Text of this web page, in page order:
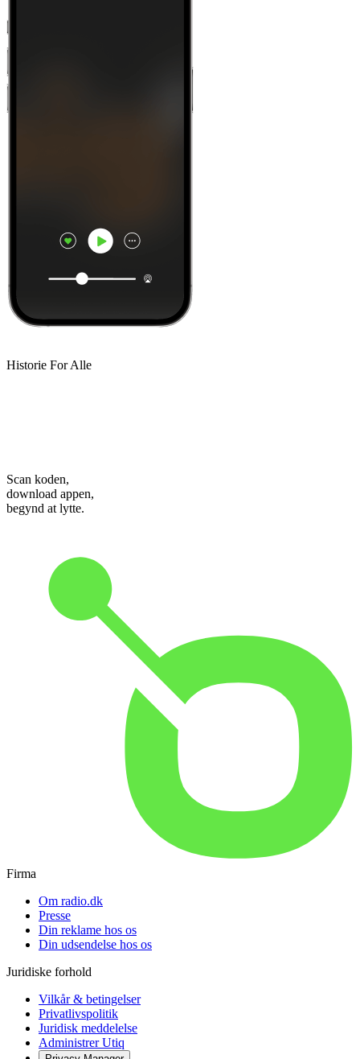
Historie For Alle
Scan koden,
download appen,
begynd at lytte.
Firma
Om radio.dk
Presse
Din reklame hos os
Din udsendelse hos os
Juridiske forhold
Vilkår & betingelser
Privatlivspolitik
Juridisk meddelelse
Administrer Utiq